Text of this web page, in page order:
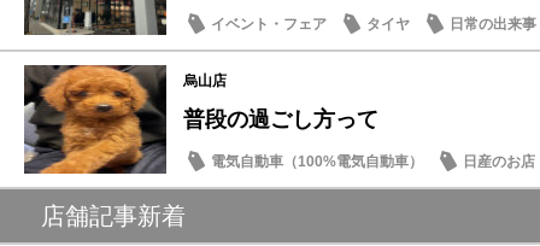
イベント・フェア タイヤ 日常の出来事
烏山店
普段の過ごし方って
電気自動車（100%電気自動車） 日産のお店
店舗記事新着